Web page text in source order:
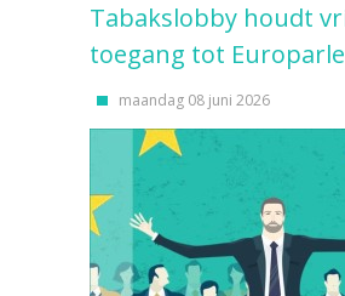
Tabakslobby houdt
toegang tot
maandag 08 juni 2026